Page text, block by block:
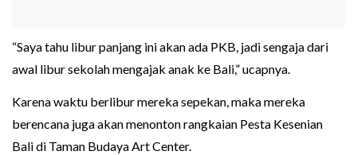
“Saya tahu libur panjang ini akan ada PKB, jadi sengaja dari
awal libur sekolah mengajak anak ke Bali,” ucapnya.
Karena waktu berlibur mereka sepekan, maka mereka
berencana juga akan menonton rangkaian Pesta Kesenian
Bali di Taman Budaya Art Center.